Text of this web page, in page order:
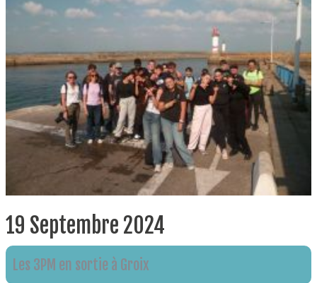
19 Septembre 2024
Les 3PM en sortie à Groix